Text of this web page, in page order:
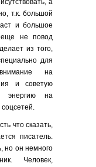
а
т.к. большой
и большое
еще не повод
из того,
для
на
и советую
энергию на
что сказать,
писатель.
но он немного
Человек,